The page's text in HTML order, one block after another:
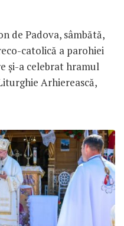
de Padova, sâmbătă,
catolică a parohiei
și-a celebrat hramul
Arhierească,